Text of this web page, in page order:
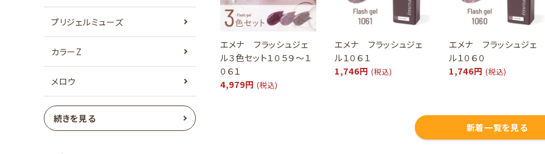
プリジェルミューズ
カラーZ
メロウ
続きを見る
エメナ フラッシュジェ
ル３色セット１０５９～１
０６１
4,979円 (税込)
エメナ フラッシュジェ
ル１０６１
1,746円 (税込)
エメナ フラッシュジェ
ル１０６０
1,746円 (税込)
新着一覧を見る